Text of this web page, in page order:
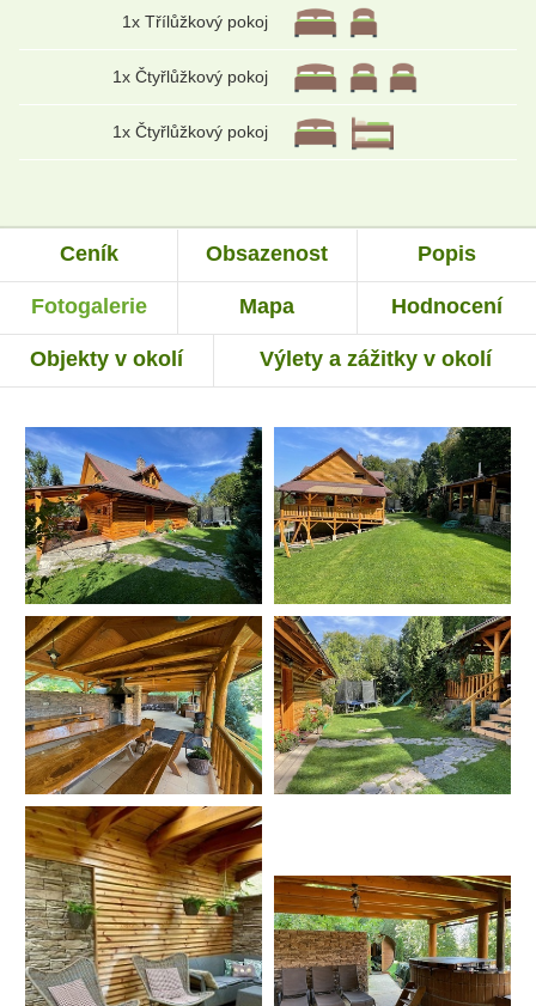
1x Třílůžkový pokoj
1x Čtyřlůžkový pokoj
1x Čtyřlůžkový pokoj
Ceník Obsazenost Popis
Fotogalerie Mapa Hodnocení
Objekty v okolí Výlety a zážitky v okolí